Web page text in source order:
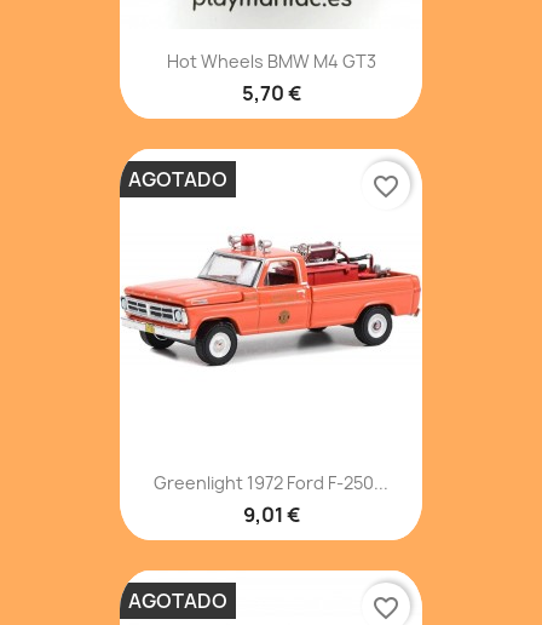
Hot Wheels BMW M4 GT3
5,70 €
Greenlight 1972 Ford F-250...
9,01 €
AGOTADO favorite_border
AGOTADO favorite_border